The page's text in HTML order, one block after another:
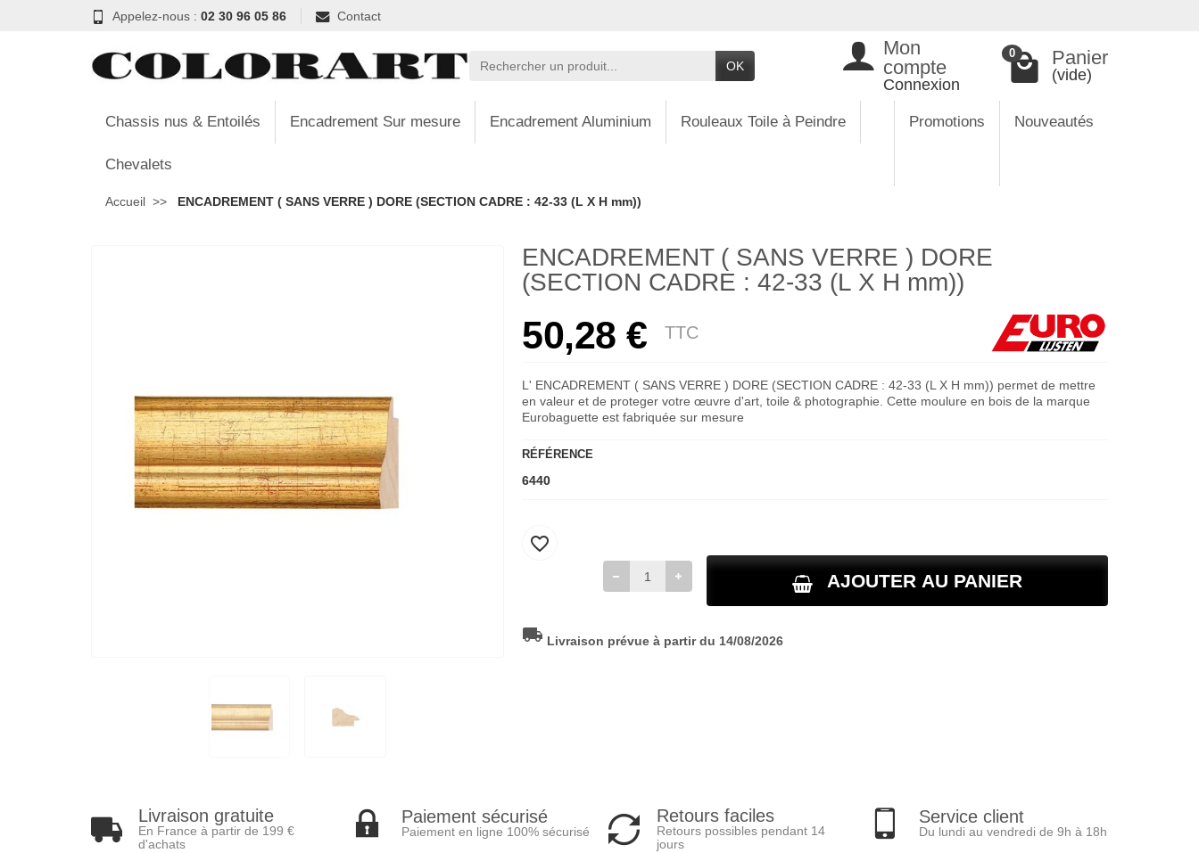
Appelez-nous : 02 30 96 05 86 Contact
OK
Mon
compte
Connexion
0 Panier
(vide)
Chassis nus & Entoilés Encadrement Sur mesure Encadrement Aluminium Rouleaux Toile à Peindre
Chevalets
Promotions Nouveautés
Accueil ENCADREMENT ( SANS VERRE ) DORE (SECTION CADRE : 42-33 (L X H mm))
ENCADREMENT ( SANS VERRE ) DORE
(SECTION CADRE : 42-33 (L X H mm))
50,28 € TTC
L' ENCADREMENT ( SANS VERRE ) DORE (SECTION CADRE : 42-33 (L X H mm)) permet de mettre
en valeur et de proteger votre œuvre d'art, toile & photographie. Cette moulure en bois de la marque
Eurobaguette est fabriquée sur mesure
RÉFÉRENCE
6440
AJOUTER AU PANIER
favorite_border
local_shipping Livraison prévue à partir du 14/08/2026
Livraison gratuite
En France à partir de 199 €
d'achats
Paiement sécurisé
Paiement en ligne 100% sécurisé
Retours faciles
Retours possibles pendant 14
jours
Service client
Du lundi au vendredi de 9h à 18h